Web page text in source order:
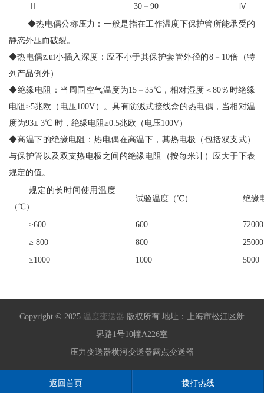
Ⅱ
30－90
Ⅳ
◆热电偶公称压力：一般是指在工作温度下保护管所能承受的
静态外压而破裂。
◆热电偶z.ui小插入深度：应不小于其保护套管外径的8－10倍（特
列产品例外）
◆绝缘电阻：当周围空气温度为15－35℃，相对湿度＜80％时绝缘
电阻≥5兆欧（电压100V）。具有防溅式接线盒的热电偶，当相对温
度为93± 3℃ 时，绝缘电阻≥0.5兆欧（电压100V）
◆高温下的绝缘电阻：热电偶在高温下，其热电极（包括双支式）
与保护管以及双支热电极之间的绝缘电阻（按每米计）应大于下表
规定的值。
规定的长时间使用温度
（℃）
试验温度（℃） 绝缘
≥600 600
72000
≥ 800
800
25000
≥1000
1000 5000
Copyright © 2025 温度变送器 版权所有 地址：上海市松江区新
界路1号10幢A226室
压力变送器横河变送器露点变送器
返回首页 拨打热线